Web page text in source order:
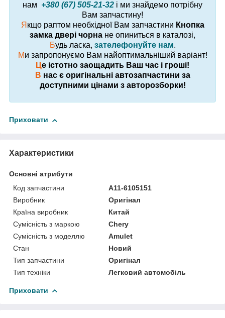
нам +380 (67) 505-21-32 і ми знайдемо потрібну
Вам запчастину!
Я кщо раптом необхідної Вам запчастини Кнопка
замка двері чорна не опиниться в каталозі,
Будь ласка, зателефонуйте нам.
Ми запропонуємо Вам найоптимальніший варіант!
Це істотно заощадить Ваш час і гроші!
В нас є оригінальні автозапчастини за
доступними цінами з авторозборки!
Приховати
Характеристики
Основні атрибути
Код запчастини
A11-6105151
Виробник
Оригінал
Країна виробник
Китай
Сумісність з маркою
Chery
Сумісність з моделлю
Amulet
Стан
Новий
Тип запчастини
Оригінал
Тип техніки
Легковий автомобіль
Приховати